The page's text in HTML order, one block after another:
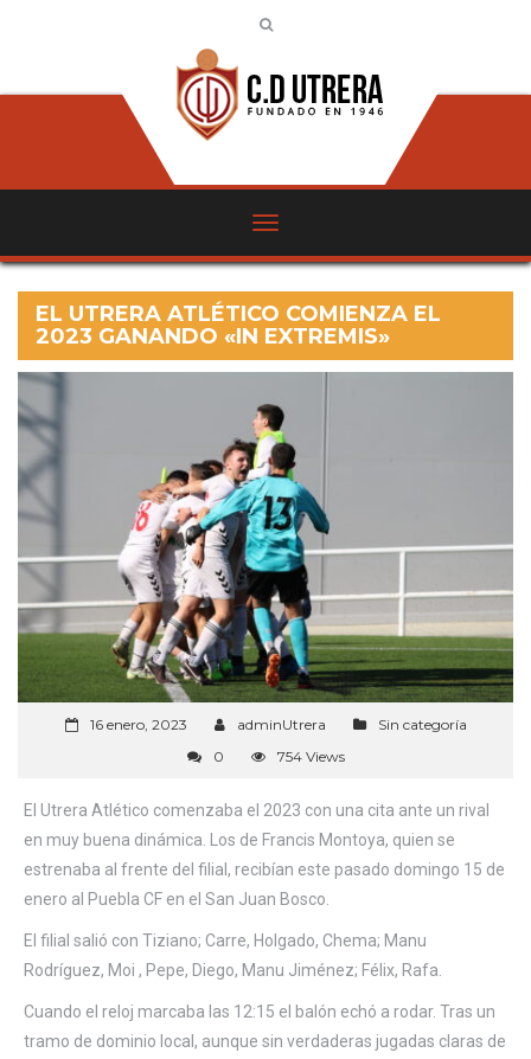
EL UTRERA ATLÉTICO COMIENZA EL
2023 GANANDO «IN EXTREMIS»
16 enero, 2023 adminUtrera
Sin categoría
0
754 Views
El Utrera Atlético comenzaba el 2023 con una cita ante un rival
en muy buena dinámica. Los de Francis Montoya, quien se
estrenaba al frente del filial, recibían este pasado domingo 15 de
enero al Puebla CF en el San Juan Bosco.
El filial salió con Tiziano; Carre, Holgado, Chema; Manu
Rodríguez, Moi , Pepe, Diego, Manu Jiménez; Félix, Rafa.
Cuando el reloj marcaba las 12:15 el balón echó a rodar. Tras un
tramo de dominio local, aunque sin verdaderas jugadas claras de